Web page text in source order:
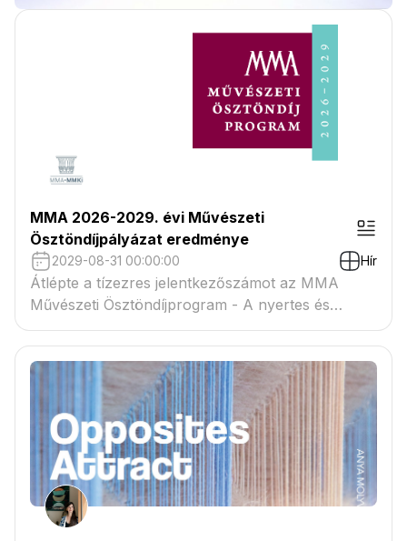
MMA 2026-2029. évi Művészeti
Ösztöndíjpályázat eredménye
2029-08-31 00:00:00 Hír
Átlépte a tízezres jelentkezőszámot az MMA
Művészeti Ösztöndíjprogram - A nyertes és
tartaléklistás pályázók névsora megtekinthető a
csatolmányban